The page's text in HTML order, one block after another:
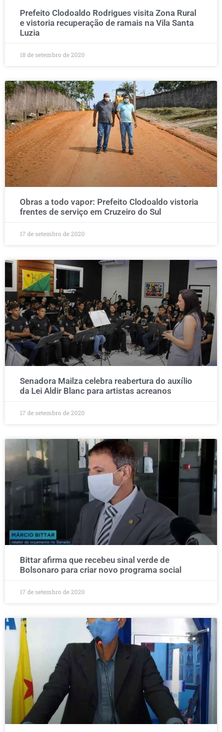
Prefeito Clodoaldo Rodrigues visita Zona Rural
e vistoria recuperação de ramais na Vila Santa
Luzia
18 de setembro de 2020
Obras a todo vapor: Prefeito Clodoaldo vistoria
frentes de serviço em Cruzeiro do Sul
17 de setembro de 2020
Senadora Mailza celebra reabertura do auxílio
da Lei Aldir Blanc para artistas acreanos
17 de setembro de 2020
Bittar afirma que recebeu sinal verde de
Bolsonaro para criar novo programa social
17 de setembro de 2020